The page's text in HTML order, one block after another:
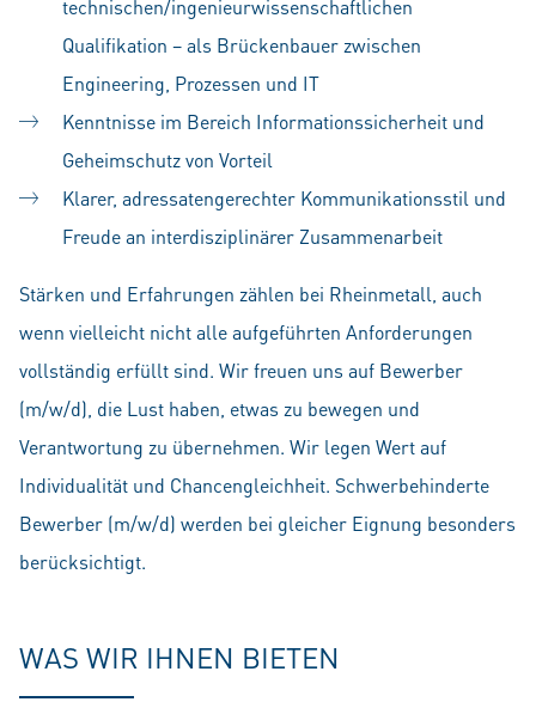
technischen/ingenieurwissenschaftlichen
Qualifikation – als Brückenbauer zwischen
Engineering, Prozessen und IT
Kenntnisse im Bereich Informationssicherheit und
Geheimschutz von Vorteil
Klarer, adressatengerechter Kommunikationsstil und
Freude an interdisziplinärer Zusammenarbeit
Stärken und Erfahrungen zählen bei Rheinmetall, auch
wenn vielleicht nicht alle aufgeführten Anforderungen
vollständig erfüllt sind. Wir freuen uns auf Bewerber
(m/w/d), die Lust haben, etwas zu bewegen und
Verantwortung zu übernehmen. Wir legen Wert auf
Individualität und Chancengleichheit. Schwerbehinderte
Bewerber (m/w/d) werden bei gleicher Eignung besonders
berücksichtigt.
WAS WIR IHNEN BIETEN